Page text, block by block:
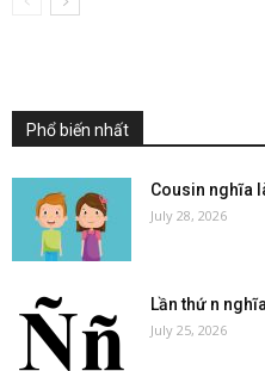
Phổ biến nhất
Cousin nghĩa
July 28, 2026
Lần thứ n
July 25, 2026